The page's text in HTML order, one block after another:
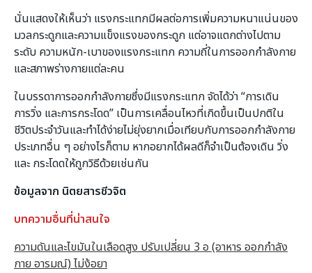
นั่นแสดงให้เห็นว่า แรงกระแทกมีผลต่อการเพิ่มความหนาแน่นของ
มวลกระดูกและความแข็งแรงของกระดูก แต่อาจแตกต่างไปตาม
ระดับ ความหนัก-เบาของแรงกระแทก ความถี่ในการออกกำลังกาย
และสภาพร่างกายแต่ละคน
ในบรรดาการออกกำลังกายซึ่งมีแรงกระแทก จัดได้ว่า “การเดิน
การวิ่ง และการกระโดด” เป็นการเคลื่อนไหวที่เกิดขึ้นเป็นปกติใน
ชีวิตประจำวันและทำได้ง่ายไม่ยุ่งยากเมื่อเทียบกับการออกกำลังกาย
ประเภทอื่น ๆ อย่างไรก็ตาม หากอยากได้ผลดีก็จำเป็นต้องเดิน วิ่ง
และ กระโดดให้ถูกวิธีด้วยเช่นกัน
ข้อมูลจาก นิตยสารชีวจิต
บทความอื่นที่น่าสนใจ
ความดันและไขมันในเลือดสูง ปรับเปลี่ยน 3 อ (อาหาร ออกกำลัง
กาย อารมณ์) ไม่ง้อยา